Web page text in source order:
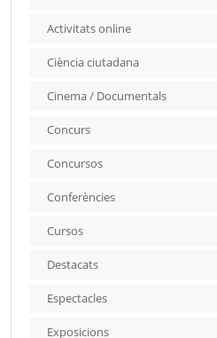
Activitats online
Ciència ciutadana
Cinema / Documentals
Concurs
Concursos
Conferències
Cursos
Destacats
Espectacles
Exposicions